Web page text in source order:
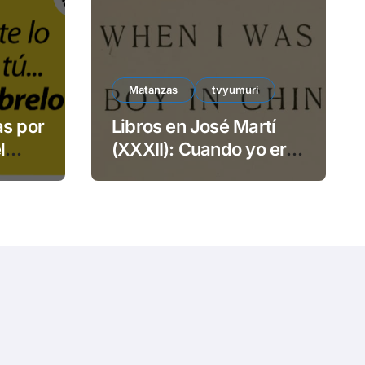
o
por
Matanzas tvyumuri
Libros en José Martí
(XXXII): Cuando yo era